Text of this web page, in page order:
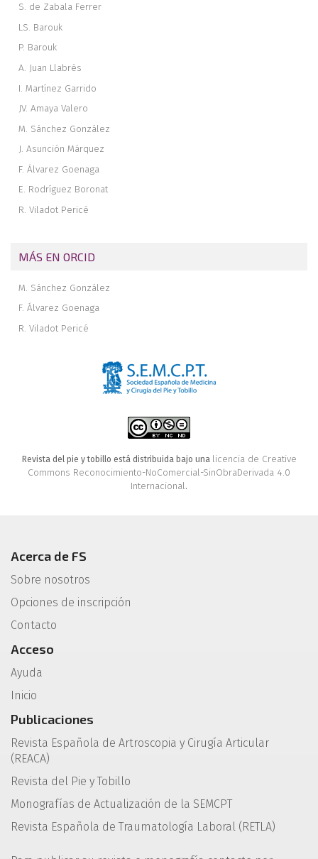
S. de Zabala Ferrer
LS. Barouk
P. Barouk
A. Juan Llabrés
I. Martínez Garrido
JV. Amaya Valero
M. Sánchez González
J. Asunción Márquez
F. Álvarez Goenaga
E. Rodríguez Boronat
R. Viladot Pericé
MÁS EN ORCID
M. Sánchez González
F. Álvarez Goenaga
R. Viladot Pericé
Revista del pie y tobillo está distribuida bajo una licencia de Creative
Commons Reconocimiento-NoComercial-SinObraDerivada 4.0
Internacional.
Acerca de FS
Sobre nosotros
Opciones de inscripción
Contacto
Acceso
Ayuda
Inicio
Publicaciones
Revista Española de Artroscopia y Cirugía Articular
(REACA)
Revista del Pie y Tobillo
Monografías de Actualización de la SEMCPT
Revista Española de Traumatología Laboral (RETLA)